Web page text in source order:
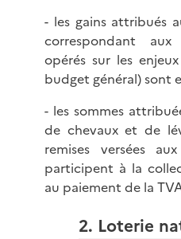
- les gains attribués
correspondant
opérés sur les
budget général) sont
- les sommes
de chevaux et de
remises versées
participent à la
au paiement de la
2. Loterie